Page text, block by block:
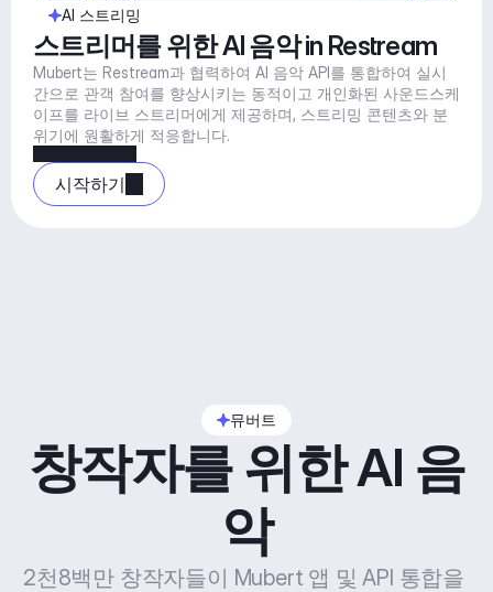
AI 스트리밍
스트리머를 위한 AI 음악 in Restream
Mubert는 Restream과 협력하여 AI 음악 API를 통합하여 실시
간으로 관객 참여를 향상시키는 동적이고 개인화된 사운드스케
이프를 라이브 스트리머에게 제공하며, 스트리밍 콘텐츠와 분
위기에 원활하게 적응합니다.
시작하기
뮤버트
창작자를 위한 AI 음
악
2천8백만 창작자들이 Mubert 앱 및 API 통합을